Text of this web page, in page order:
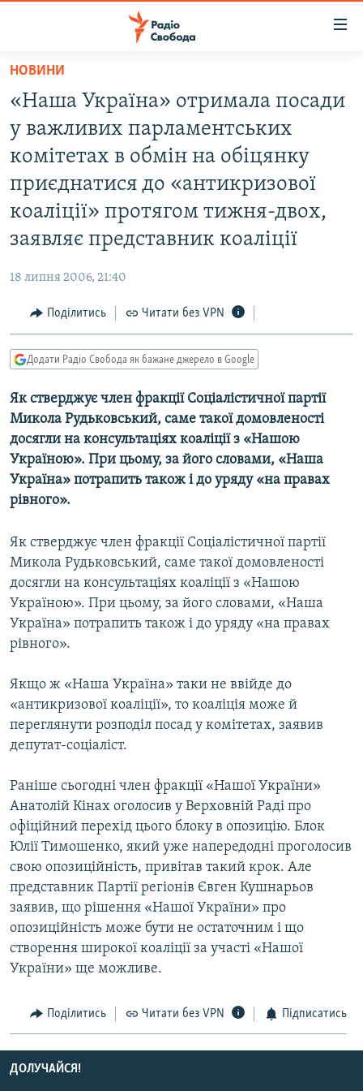
Перейти
основного
матеріалу
Перейти
до
основної
навігації
до
СТАТТІ
ЕКОНОМІКА
СУСПІЛЬСТВО
УКРАЇНА
СВІТ
РОСІЙСЬКА «ФІЛЬТРАЦІЯ»
ДОНБАС.РЕАЛІЇ
СХЕМИ
КИТАЙ.ВИКЛИКИ
ФОТО
СПЕЦПРОЄКТИ
ПОДКАСТИ
УКР
КТАТ
ДОЛУЧАЙСЯ!
Усі сайти RFE/RL
НОВИНИ
«Наша Україна» отримала посади
у важливих парламентських
комітетах в обмін на обіцянку
приєднатися до «антикризової
коаліції» протягом тижня-двох,
заявляє представник коаліції
18 липня 2006, 21:40
Поділитись Читати без VPN
Додати Радіо Свобода як бажане джерело в Google
Як стверджує член фракції Соціалістичної партії
Микола Рудьковський, саме такої домовленості
досягли на консультаціях коаліції з «Нашою
Україною». При цьому, за його словами, «Наша
Україна» потрапить також і до уряду «на правах
рівного».
Як стверджує член фракції Соціалістичної партії
Микола Рудьковський, саме такої домовленості
досягли на консультаціях коаліції з «Нашою
Україною». При цьому, за його словами, «Наша
Україна» потрапить також і до уряду «на правах
рівного».
Якщо ж «Наша Україна» таки не ввійде до
«антикризової коаліції», то коаліція може й
переглянути розподіл посад у комітетах, заявив
депутат-соціаліст.
Раніше сьогодні член фракції «Нашої України»
Анатолій Кінах оголосив у Верховній Раді про
офіційний перехід цього блоку в опозицію. Блок
Юлії Тимошенко, який уже напередодні проголосив
свою опозиційність, привітав такий крок. Але
представник Партії регіонів Євген Кушнарьов
заявив, що рішення «Нашої України» про
опозиційність може бути не остаточним і що
створення широкої коаліції за участі «Нашої
України» ще можливе.
Поділитись Читати без VPN Підписатись
ДОЛУЧАЙСЯ!